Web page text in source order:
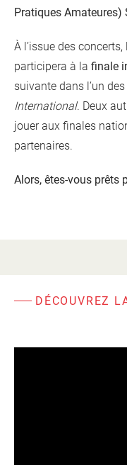
Pratiques Amateures)
À l’issue des
participera à la finale
suivante dans l’un
International. Deux
jouer aux finales
partenaires.
Alors, êtes-vous prêts
DÉCOUVREZ